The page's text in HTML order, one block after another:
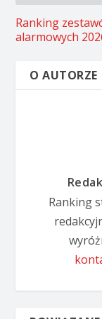
Ranking
alarmowych
O AUTORZE
Ranking